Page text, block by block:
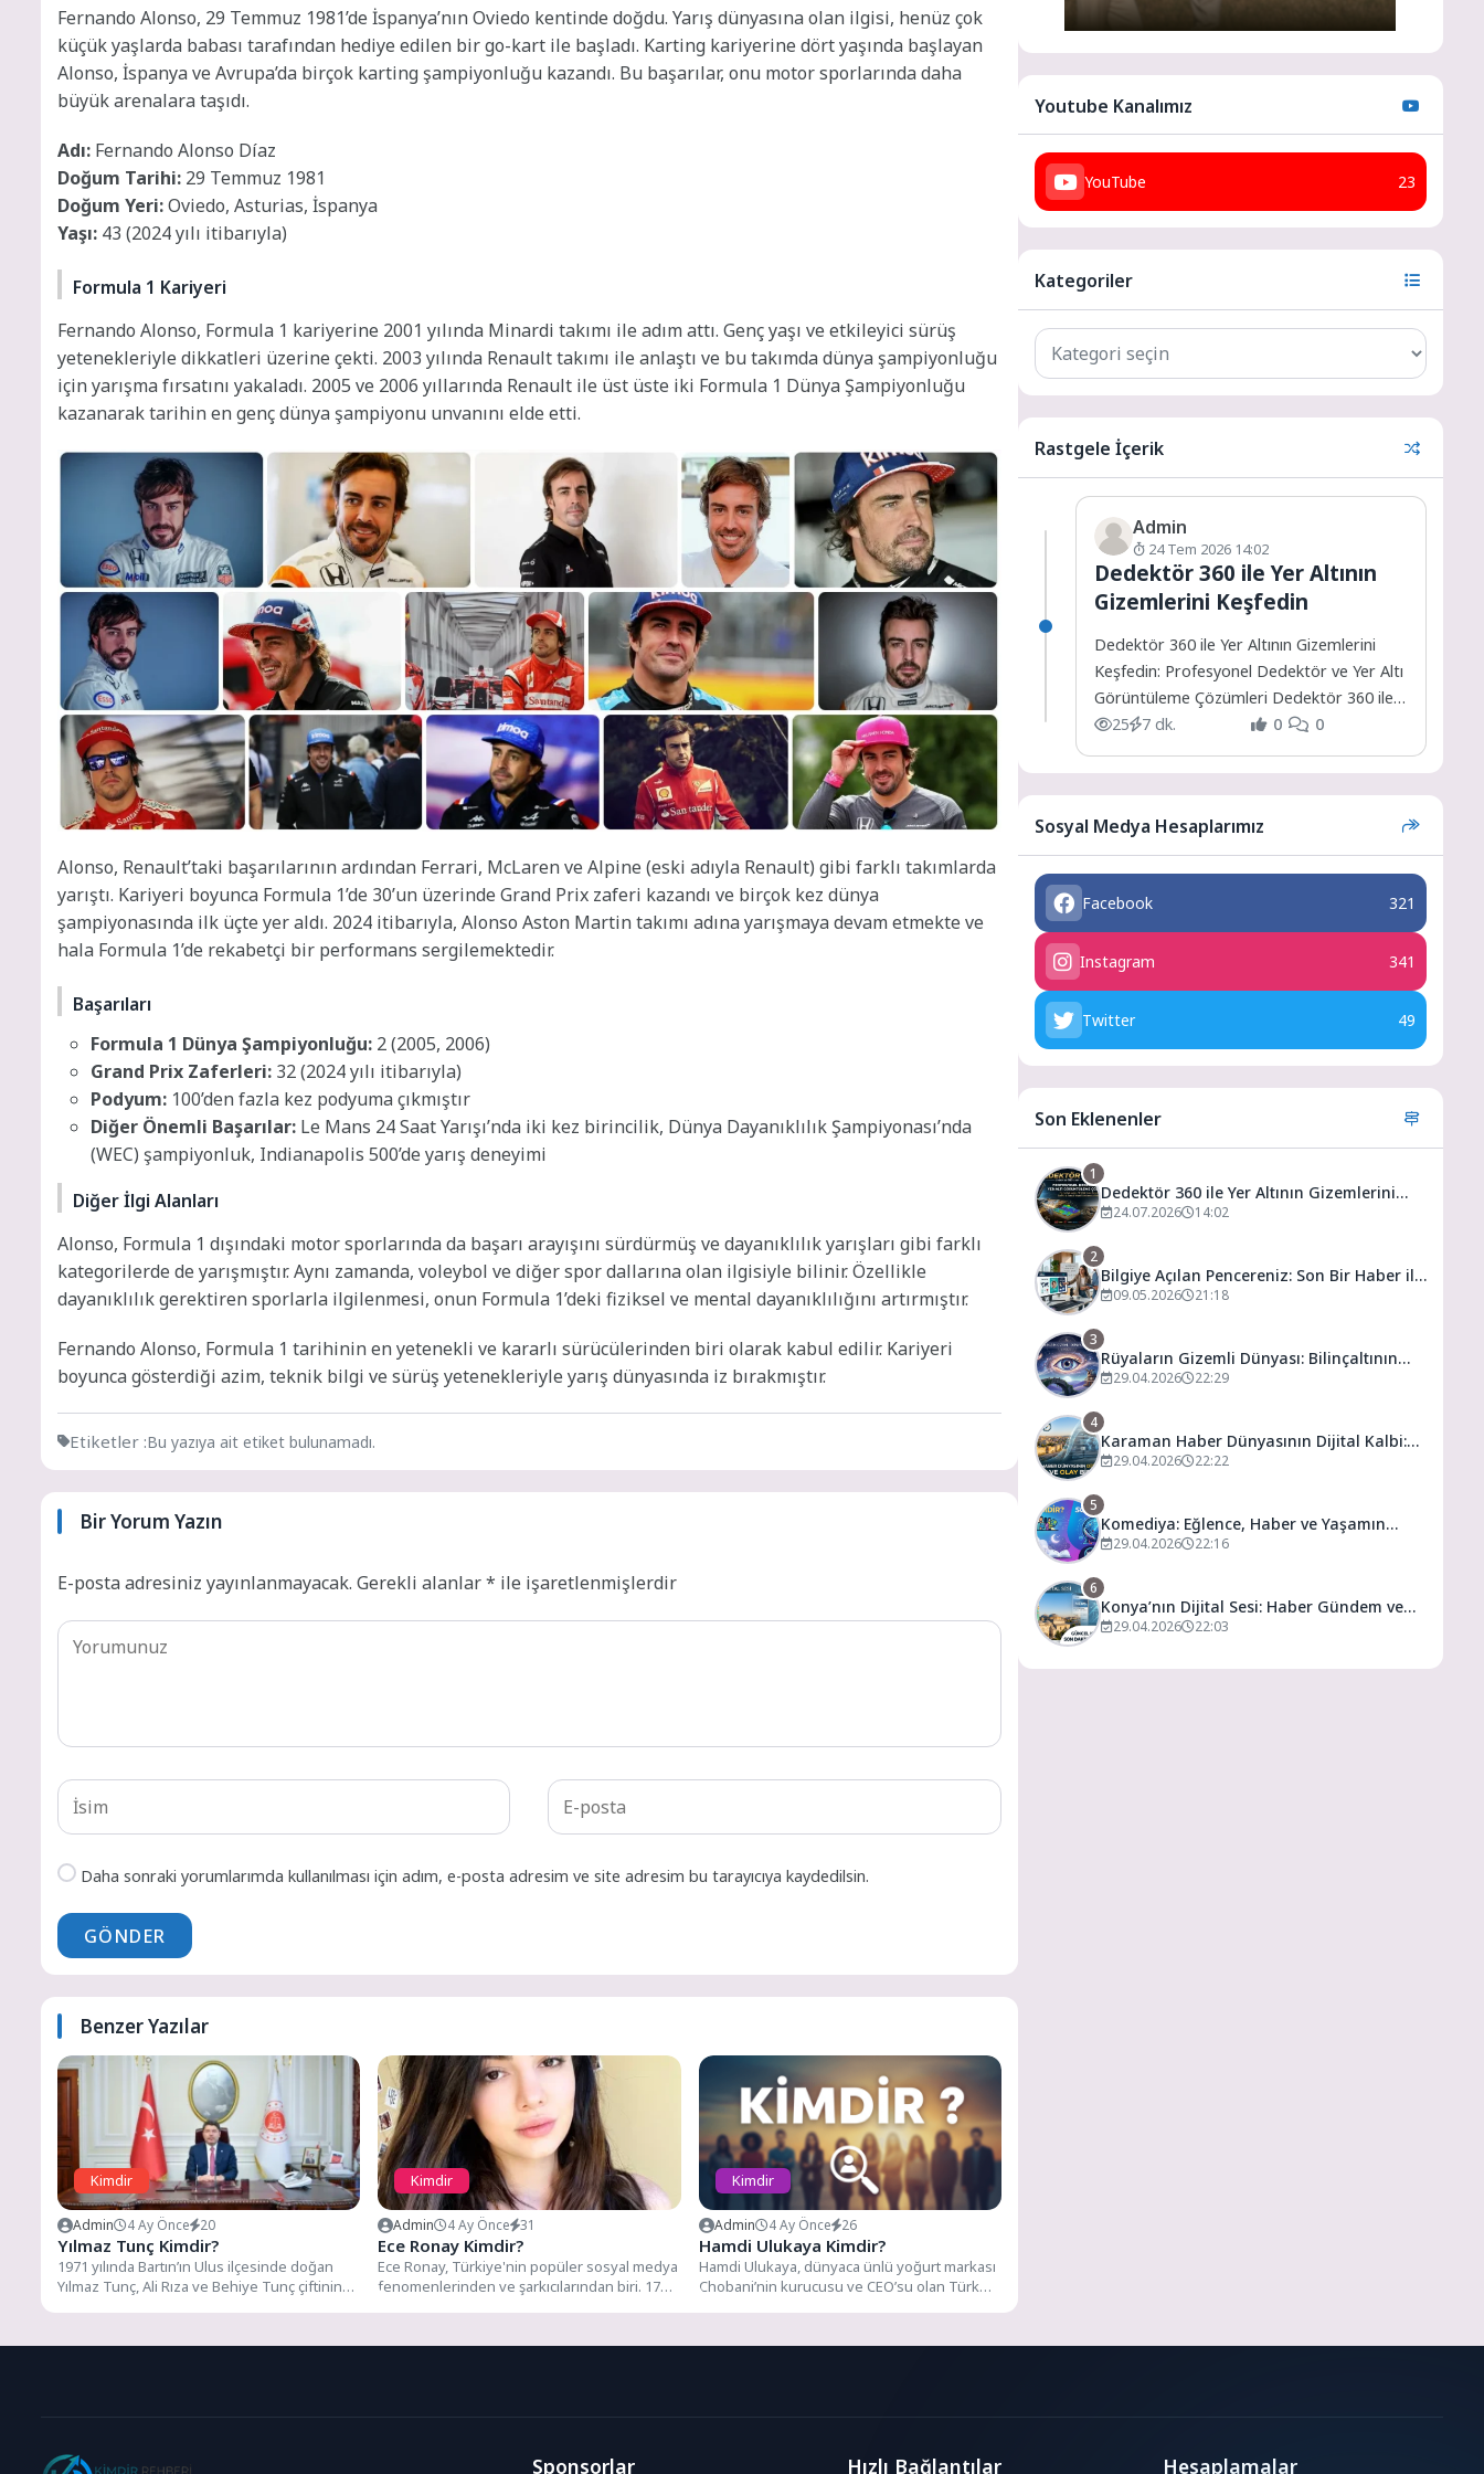
Fernando Alonso, 29 Temmuz 1981’de İspanya’nın Oviedo kentinde doğdu. Yarış dünyasına olan ilgisi, henüz çok
küçük yaşlarda babası tarafından hediye edilen bir go-kart ile başladı. Karting kariyerine dört yaşında başlayan
Alonso, İspanya ve Avrupa’da birçok karting şampiyonluğu kazandı. Bu başarılar, onu motor sporlarında daha
büyük arenalara taşıdı.
Adı: Fernando Alonso Díaz
Doğum Tarihi: 29 Temmuz 1981
Doğum Yeri:Oviedo, Asturias, İspanya
Yaşı: 43 (2024 yılı itibarıyla)
Formula 1 Kariyeri
Fernando Alonso, Formula 1 kariyerine 2001 yılında Minardi takımı ile adım attı. Genç yaşı ve etkileyici sürüş
yetenekleriyle dikkatleri üzerine çekti. 2003 yılında Renault takımı ile anlaştı ve bu takımda dünya şampiyonluğu
için yarışma fırsatını yakaladı. 2005 ve 2006 yıllarında Renault ile üst üste iki Formula 1 Dünya Şampiyonluğu
kazanarak tarihin en genç dünya şampiyonu unvanını elde etti.
Alonso, Renault’taki başarılarının ardından Ferrari, McLaren ve Alpine (eski adıyla Renault) gibi farklı takımlarda
yarıştı. Kariyeri boyunca Formula 1’de 30’un üzerinde Grand Prix zaferi kazandı ve birçok kez dünya
şampiyonasında ilk üçte yer aldı. 2024 itibarıyla, Alonso Aston Martin takımı adına yarışmaya devam etmekte ve
hala Formula 1’de rekabetçi bir performans sergilemektedir.
Başarıları
Formula 1 Dünya Şampiyonluğu: 2 (2005, 2006)
Grand Prix Zaferleri: 32 (2024 yılı itibarıyla)
Podyum: 100’den fazla kez podyuma çıkmıştır
Diğer Önemli Başarılar: Le Mans 24 Saat Yarışı’nda iki kez birincilik, Dünya Dayanıklılık Şampiyonası’nda
(WEC) şampiyonluk, Indianapolis 500’de yarış deneyimi
Diğer İlgi Alanları
Alonso, Formula 1 dışındaki motor sporlarında da başarı arayışını sürdürmüş ve dayanıklılık yarışları gibi farklı
kategorilerde de yarışmıştır. Aynı zamanda, voleybol ve diğer spor dallarına olan ilgisiyle bilinir. Özellikle
dayanıklılık gerektiren sporlarla ilgilenmesi, onun Formula 1’deki fiziksel ve mental dayanıklılığını artırmıştır.
Fernando Alonso, Formula 1 tarihinin en yetenekli ve kararlı sürücülerinden biri olarak kabul edilir. Kariyeri
boyunca gösterdiği azim, teknik bilgi ve sürüş yetenekleriyle yarış dünyasında iz bırakmıştır.
Etiketler :Bu yazıya ait etiket bulunamadı.
Bir Yorum Yazın
E-posta adresiniz yayınlanmayacak. Gerekli alanlar* ile işaretlenmişlerdir
Daha sonraki yorumlarımda kullanılması için adım, e-posta adresim ve site adresim bu tarayıcıya kaydedilsin.
GÖNDER
Benzer Yazılar
Kimdir
Admin 4 Ay Önce 20
Yılmaz Tunç Kimdir?
1971 yılında Bartın’ın Ulus ilçesinde doğan
Yılmaz Tunç, Ali Rıza ve Behiye Tunç çiftinin
Kimdir
Admin 4 Ay Önce 31
Ece Ronay Kimdir?
Ece Ronay, Türkiye'nin popüler sosyal medya
fenomenlerinden ve şarkıcılarından biri. 17
Kimdir
Admin 4 Ay Önce 26
Hamdi Ulukaya Kimdir?
Hamdi Ulukaya, dünyaca ünlü yoğurt markası
Chobani’nin kurucusu ve CEO’su olan Türk
Youtube Kanalımız
YouTube 23
Kategoriler
Rastgele İçerik
Admin
24 Tem 2026 14:02
Dedektör 360 ile Yer Altının
Gizemlerini Keşfedin
Dedektör 360 ile Yer Altının Gizemlerini
Keşfedin: Profesyonel Dedektör ve Yer Altı
Görüntüleme Çözümleri Dedektör 360 ile
Yer Altının Gizemlerini...
25 7 dk. 0 0
Sosyal Medya Hesaplarımız
Facebook 321
Instagram 341
Twitter 49
Son Eklenenler
1
Dedektör 360 ile Yer Altının Gizemlerini
Keşfedin
24.07.2026 14:02
2
Bilgiye Açılan Pencereniz: Son Bir Haber ile
Tanıyın ve Keşfedin
09.05.2026 21:18
3
Rüyaların Gizemli Dünyası: Bilinçaltının
Kapısını Aralamak
29.04.2026 22:29
4
Karaman Haber Dünyasının Dijital Kalbi:
Gündem ve Olay
29.04.2026 22:22
5
Komediya: Eğlence, Haber ve Yaşamın
Dijital Buluşma Noktası
29.04.2026 22:16
6
Konya’nın Dijital Sesi: Haber Gündem ve
Yaşamın Merkezi
29.04.2026 22:03
Sponsorlar Hızlı Bağlantılar Hesaplamalar